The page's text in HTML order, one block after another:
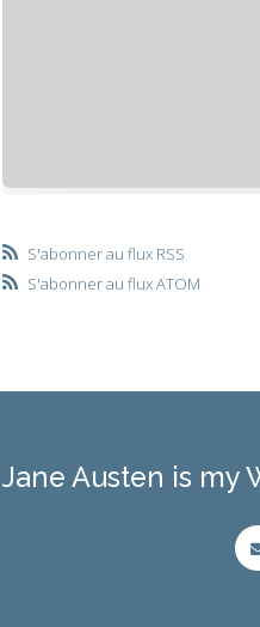
S'abonner au flux RSS
S'abonner au flux ATOM
Jane Austen is my